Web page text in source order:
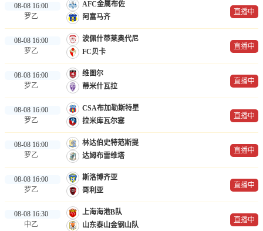
08-08 16:00
罗乙
AFC金属布佐
阿富马齐
直播中
08-08 16:00
罗乙
波佩什蒂莱奥代尼
FC贝卡
直播中
08-08 16:00
罗乙
维图尔
蒂米什瓦拉
直播中
08-08 16:00
罗乙
CSA布加勒斯特星
拉米库瓦尔塞
直播中
08-08 16:00
罗乙
林达伯史特范斯提
达姆布雷维塔
直播中
08-08 16:00
罗乙
斯洛博齐亚
哥利亚
直播中
08-08 16:30
中乙
上海海港B队
山东泰山金钢山队
直播中